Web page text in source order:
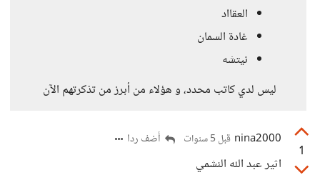
العقااد
غادة السمان
نيتشه
ليس لدي كاتب محدد، و هؤلاء من أبرز من تذكرتهم الآن
1
nina2000 قبل 5 سنوات أضف ردا
اثير عبد الله النشمي